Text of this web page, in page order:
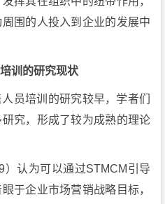
围的人投入到企业的发展中
训的研究现状
员培训的研究较早，学者们
究，形成了较为成熟的理论
）认为可以通过STMCM引导
于企业市场营销战略目标，